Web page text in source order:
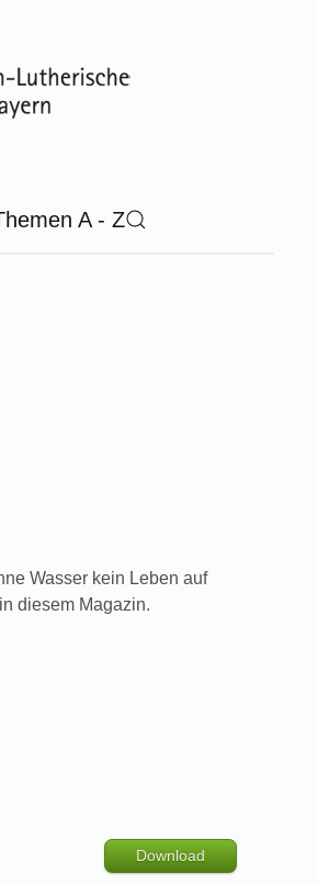
A - Z
Wasser kein Leben auf
diesem Magazin.
Download